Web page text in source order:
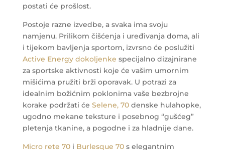
postati će prošlost.
Postoje razne izvedbe, a svaka ima svoju
namjenu. Prilikom čišćenja i uređivanja doma, ali
i tijekom bavljenja sportom, izvrsno će poslužiti
Active Energy dokoljenke specijalno dizajnirane
za sportske aktivnosti koje će vašim umornim
mišićima pružiti brži oporavak. U potrazi za
idealnim božićnim poklonima vaše bezbrojne
korake podržati će Selene, 70denske hulahopke,
ugodno mekane teksture i posebnog “gušćeg”
pletenja tkanine, a pogodne i za hladnije dane.
Micro rete 70i Burlesque 70s elegantnim